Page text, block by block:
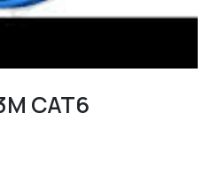
CAT6